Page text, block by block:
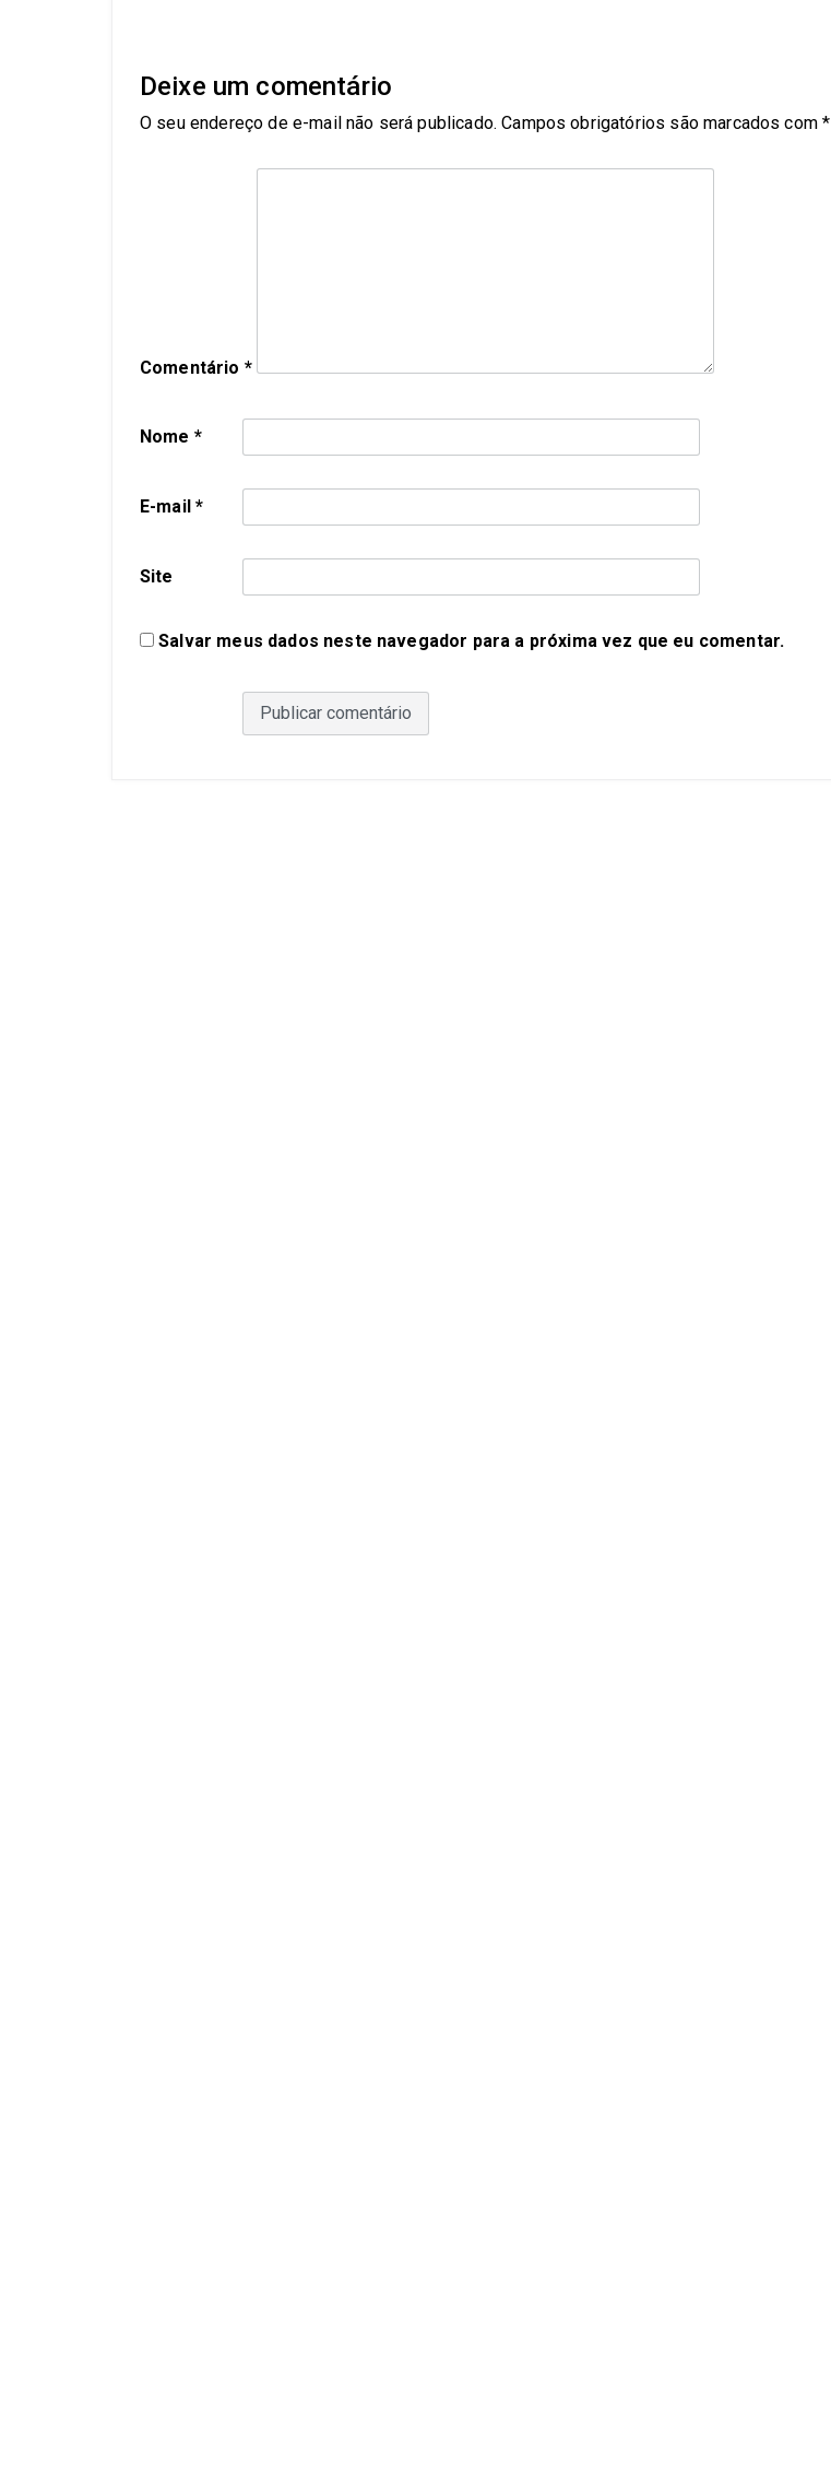
Deixe um comentário
O seu endereço de e-mail não será publicado. Campos obrigatórios são marcados com*
Comentário *
Nome *
E-mail*
Site
Salvar meus dados neste navegador para a próxima vez que eu comentar.